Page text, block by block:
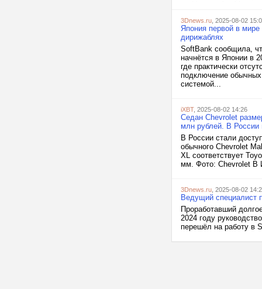
3Dnews.ru , 2025-08-02
Япония первой в мире
дирижаблях
SoftBank сообщила,
начнётся в Японии в
где практически
подключение
системой...
iXBT, 2025-08-02 14:26
Седан Chevrolet
млн рублей. В России
В России стали
обычного Chevrolet
XL соответствует
мм. Фото: Chevrolet В
3Dnews.ru , 2025-08-02
Ведущий специалист
Проработавший
2024 году
перешёл на работу в